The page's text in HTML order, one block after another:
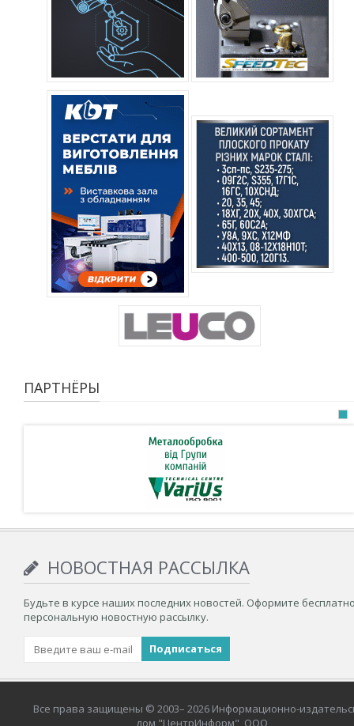
ПАРТНЁРЫ
НОВОСТНАЯ РАССЫЛКА
Будьте в курсе наших последних новостей. Оформите
персональную новостную рассылку.
Все права защищены © 2003– 2026 Информационно-
дом "ЦентрИнформ", ООО